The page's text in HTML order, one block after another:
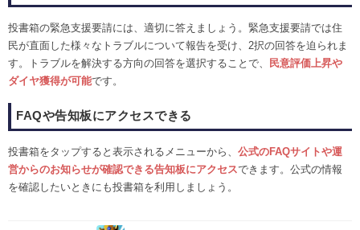
投書箱の緊急支援要請には、適切に答えましょう。緊急支援要請では住
民が直面した様々なトラブルについて報告を受け、2択の回答を迫られま
す。トラブルを解決する方向の回答を選択することで、
民意評価上昇や
ダイヤ獲得が可能です。
FAQや告知板にアクセスできる
投書箱をタップすると表示されるメニューから、 公式のFAQサイトや運
営からのお知らせが確認できる告知板にアクセスできます。公式の情報
を確認したいときにも投書箱を利用しましょう。